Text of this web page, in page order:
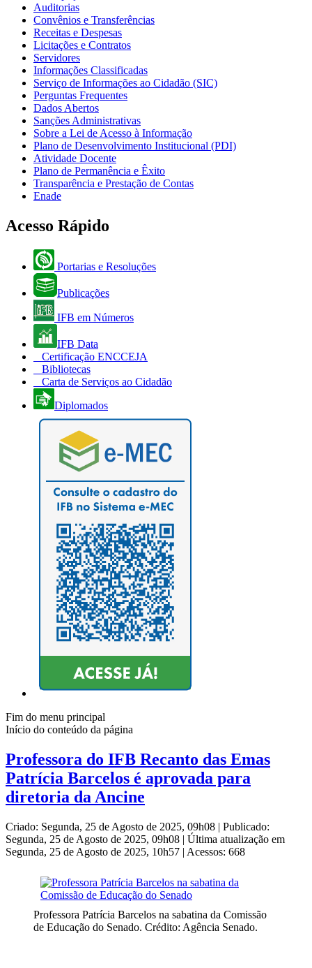
Auditorias
Convênios e Transferências
Receitas e Despesas
Licitações e Contratos
Servidores
Informações Classificadas
Serviço de Informações ao Cidadão (SIC)
Perguntas Frequentes
Dados Abertos
Sanções Administrativas
Sobre a Lei de Acesso à Informação
Plano de Desenvolvimento Institucional (PDI)
Atividade Docente
Plano de Permanência e Êxito
Transparência e Prestação de Contas
Enade
Acesso Rápido
Portarias e Resoluções
Publicações
IFB em Números
IFB Data
Certificação ENCCEJA
Bibliotecas
Carta de Serviços ao Cidadão
Diplomados
Fim do menu principal
Início do conteúdo da página
Professora do IFB Recanto das Emas
Patrícia Barcelos é aprovada para
diretoria da Ancine
Criado: Segunda, 25 de Agosto de 2025, 09h08 | Publicado:
Segunda, 25 de Agosto de 2025, 09h08 | Última atualização em
Segunda, 25 de Agosto de 2025, 10h57 | Acessos: 668
Professora Patrícia Barcelos na sabatina da Comissão
de Educação do Senado. Crédito: Agência Senado.